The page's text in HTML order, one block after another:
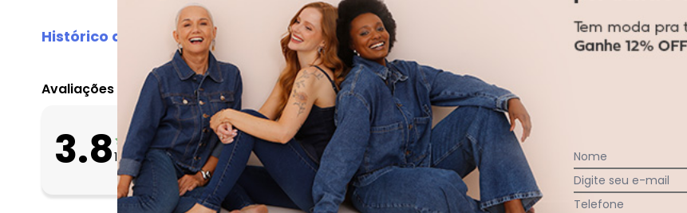
Histórico de preços
O preço apresentado abaixo é o menor oferecido em algum dia do mês, para o menor tamanho disponível.
agosto/2026
maio/2026
abril/2026
fevereiro/2026
Avaliações
3.817 avaliações
O que as clientes acharam da largura?
Apertado
Bom
100
Folgado
0%Longo
Nome
Digite seu e-mail
Telefone